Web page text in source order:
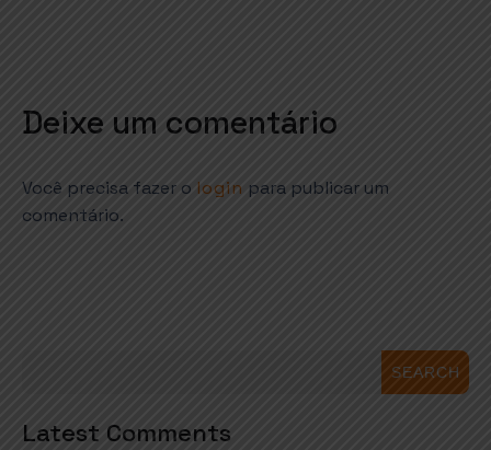
Deixe um comentário
Você precisa fazer o login para publicar um
comentário.
SEARCH
Latest Comments